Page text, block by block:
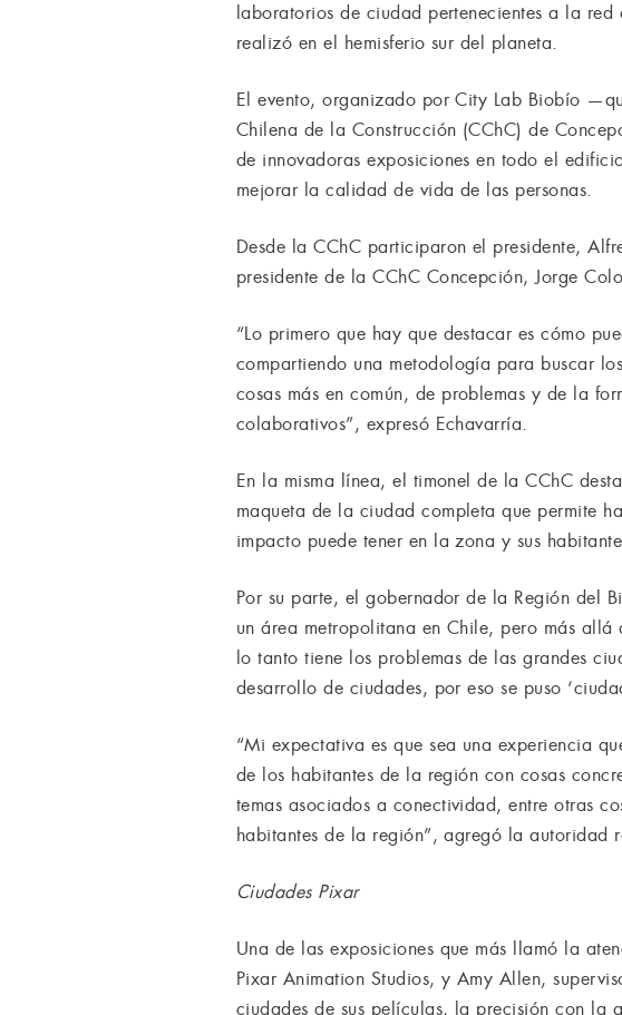
laboratorios de ciudad pertenecientes a la
realizó en el hemisferio sur del planeta.
El evento, organizado por City Lab Biobío
Chilena de la Construcción (CChC) de
de innovadoras exposiciones en todo el
mejorar la calidad de vida de las personas.
Desde la CChC participaron el presidente,
presidente de la CChC Concepción, Jorge
“Lo primero que hay que destacar es cómo
compartiendo una metodología para buscar
cosas más en común, de problemas y de la
colaborativos”, expresó Echavarría.
En la misma línea, el timonel de la CChC
maqueta de la ciudad completa que permite
impacto puede tener en la zona y sus
Por su parte, el gobernador de la Región del
un área metropolitana en Chile, pero más
lo tanto tiene los problemas de las grandes
desarrollo de ciudades, por eso se puso
“Mi expectativa es que sea una experiencia
de los habitantes de la región con cosas
temas asociados a conectividad, entre otras
habitantes de la región”, agregó la autoridad
Ciudades Pixar
Una de las exposiciones que más llamó la
Pixar Animation Studios, y Amy Allen,
ciudades de sus películas, la precisión con la